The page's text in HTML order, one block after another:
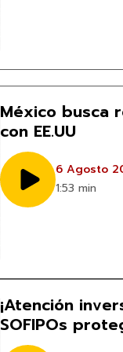
México busca
con EE.UU
6 Agosto
1:53 min
¡Atención
SOFIPOs